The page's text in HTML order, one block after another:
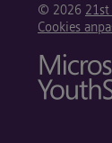
© 2026 21st
Cookies